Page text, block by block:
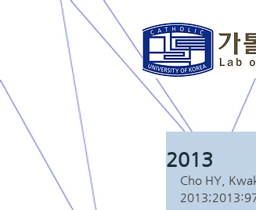
2013
Cho HY,